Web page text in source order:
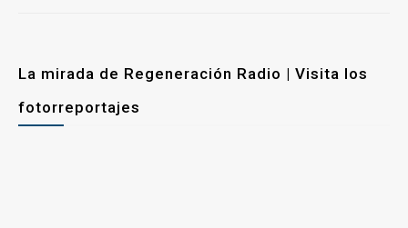
La mirada de Regeneración Radio | Visita los
fotorreportajes